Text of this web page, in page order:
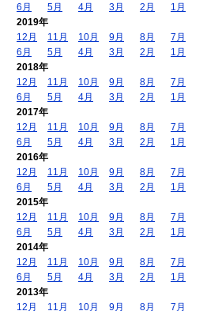
6月
5月 4月 3月 2月
1月
2019年
12月
11月 10月 9月 8月
7月
6月
5月 4月 3月 2月
1月
2018年
12月
11月 10月 9月 8月
7月
6月
5月 4月 3月 2月
1月
2017年
12月
11月 10月 9月 8月
7月
6月
5月 4月 3月 2月
1月
2016年
12月
11月 10月 9月 8月
7月
6月
5月 4月 3月 2月
1月
2015年
12月
11月 10月 9月 8月
7月
6月
5月 4月 3月 2月
1月
2014年
12月
11月 10月 9月 8月
7月
6月
5月 4月 3月 2月
1月
2013年
12月
11月 10月 9月 8月 7月